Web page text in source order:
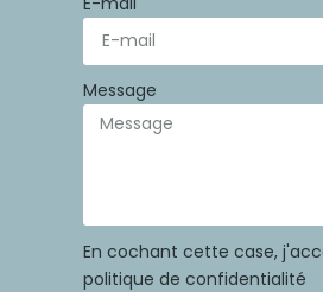
Message
En cochant cette case,
politique de confidentialité